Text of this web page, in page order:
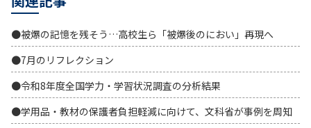
●被爆の記憶を残そう…高校生ら「被爆後のにおい」再現へ
●7月のリフレクション
●令和8年度全国学力・学習状況調査の分析結果
●学用品・教材の保護者負担軽減に向けて、文科省が事例を周知